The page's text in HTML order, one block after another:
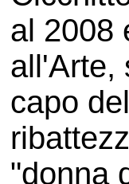
al 2008
all'Arte,
capo
"donna